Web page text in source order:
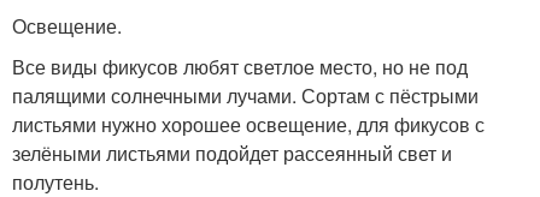
Освещение.
Все виды фикусов любят светлое место, но не под
палящими солнечными лучами. Сортам с пёстрыми
листьями нужно хорошее освещение, для фикусов с
зелёными листьями подойдет рассеянный свет и
полутень.